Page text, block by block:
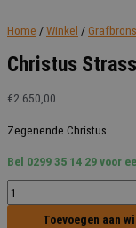
Home /Winkel / Grafbrons
Christus
€2.650,00
Zegenende Christus
Bel 0299 35 14 29 voor
Christus
Strass
Toevoegen aan